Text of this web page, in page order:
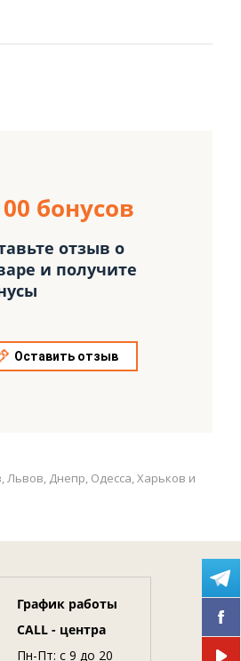
бонусов
отзыв о
и получите
Оставить отзыв
Львов, Днепр, Одесса, Харьков и
График работы
CALL - центра
Пн-Пт: c 9 до 20